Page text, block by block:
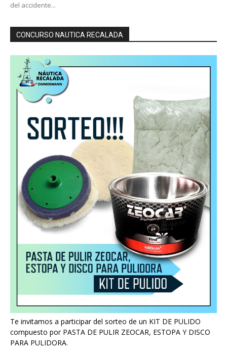
del accidente...
CONCURSO NAUTICA RECALADA
Te invitamos a participar del sorteo de un KIT DE PULIDO
compuesto por PASTA DE PULIR ZEOCAR, ESTOPA Y DISCO
PARA PULIDORA.